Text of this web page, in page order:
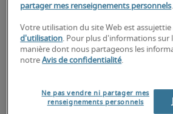
Le candidat possède une vaste expérience
avancées pour le poste, et peut
certifications
partager mes renseignements personnels.
Votre utilisation du site Web est
d'utilisation. Pour plus d'informations sur
manière dont nous partageons les
notreAvis de confidentialité.
Ne pas vendre ni partager mes
renseignements personnels